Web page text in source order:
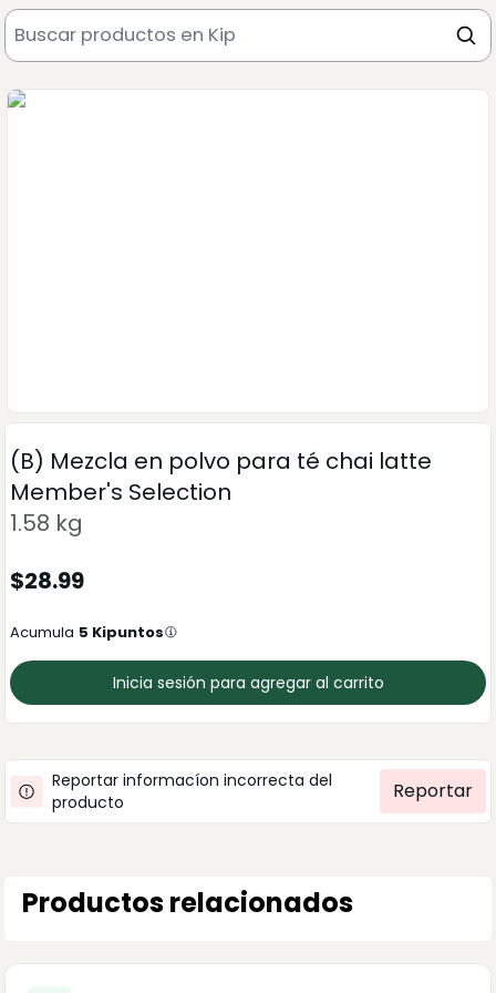
(B) Mezcla en polvo para té chai latte
Member's Selection
1.58 kg
$28.99
Acumula 5 Kipuntos
Inicia sesión para agregar al carrito
Reportar informacíon incorrecta del
producto
Reportar
Productos relacionados